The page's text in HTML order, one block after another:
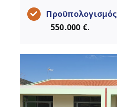
Προϋπολογισμός
550.000 €.